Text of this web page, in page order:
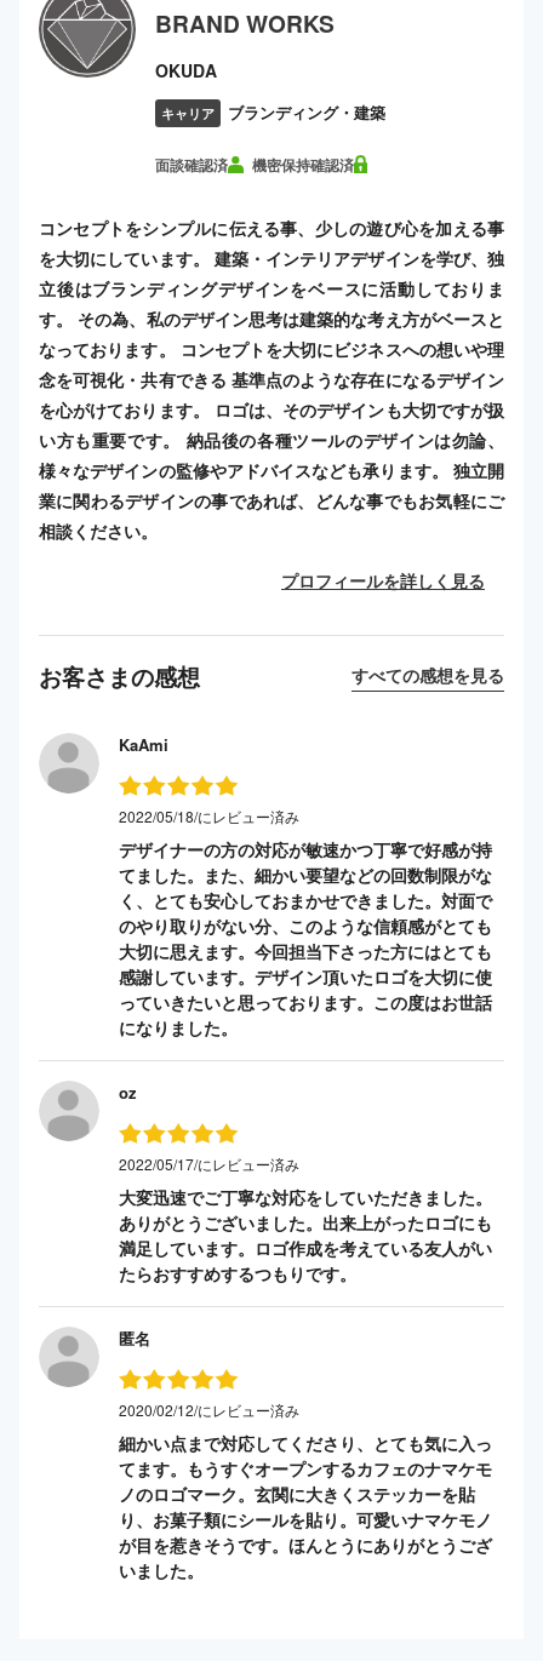
BRAND WORKS
OKUDA
キャリア ブランディング・建築
面談確認済 機密保持確認済
コンセプトをシンプルに伝える事、少しの遊び心を加える事
を大切にしています。 建築・インテリアデザインを学び、独
立後はブランディングデザインをベースに活動しておりま
す。 その為、私のデザイン思考は建築的な考え方がベースと
なっております。 コンセプトを大切にビジネスへの想いや理
念を可視化・共有できる 基準点のような存在になるデザイン
を心がけております。 ロゴは、そのデザインも大切ですが扱
い方も重要です。 納品後の各種ツールのデザインは勿論、
様々なデザインの監修やアドバイスなども承ります。 独立開
業に関わるデザインの事であれば、どんな事でもお気軽にご
相談ください。
プロフィールを詳しく見る
お客さまの感想 すべての感想を見る
KaAmi
2022/05/18/にレビュー済み
デザイナーの方の対応が敏速かつ丁寧で好感が持
てました。また、細かい要望などの回数制限がな
く、とても安心しておまかせできました。対面で
のやり取りがない分、このような信頼感がとても
大切に思えます。今回担当下さった方にはとても
感謝しています。デザイン頂いたロゴを大切に使
っていきたいと思っております。この度はお世話
になりました。
oz
2022/05/17/にレビュー済み
大変迅速でご丁寧な対応をしていただきました。
ありがとうございました。出来上がったロゴにも
満足しています。ロゴ作成を考えている友人がい
たらおすすめするつもりです。
匿名
2020/02/12/にレビュー済み
細かい点まで対応してくださり、とても気に入っ
てます。もうすぐオープンするカフェのナマケモ
ノのロゴマーク。玄関に大きくステッカーを貼
り、お菓子類にシールを貼り。可愛いナマケモノ
が目を惹きそうです。ほんとうにありがとうござ
いました。